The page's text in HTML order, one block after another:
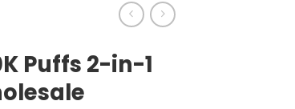
Puffs 2-in-1